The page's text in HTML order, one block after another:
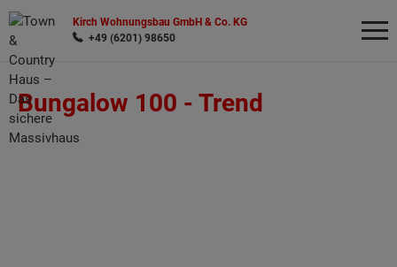
Kirch Wohnungsbau GmbH & Co. KG
+49 (6201) 98650
Bungalow 100 - Trend
Wonach möchten Sie suchen?